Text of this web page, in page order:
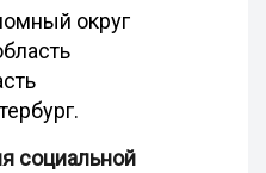
округ
социальной